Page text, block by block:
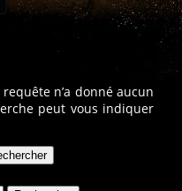
n’a donné aucun
peut vous indiquer